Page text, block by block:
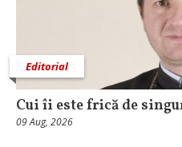
Editorial
Cui îi este frică de
09 Aug, 2026